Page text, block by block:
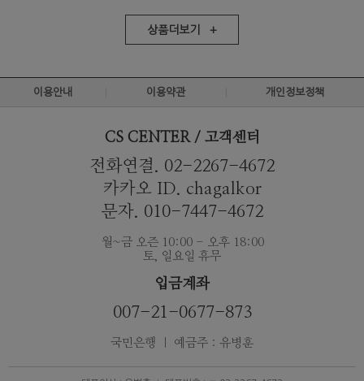
상품더보기 +
이용안내 이용약관 개인정보정책
CS CENTER / 고객센터
전화연결. 02-2267-4672
카카오 ID. chagalkor
문자. 010-7447-4672
월~금 오즌 10:00 - 오후 18:00
토, 일요일 휴무
입금계좌
007-21-0677-873
국민은행 ｜ 예금주 : 유병훈